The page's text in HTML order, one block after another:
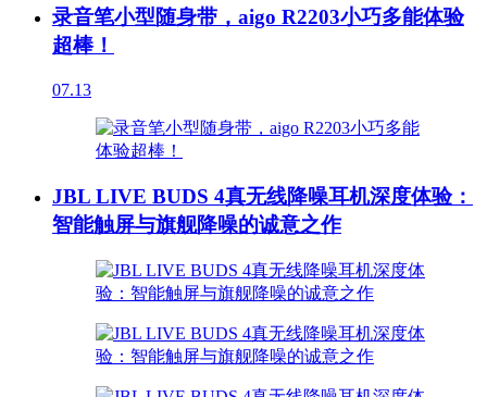
录音笔小型随身带，aigo R2203小巧多能体验
超棒！
07.13
JBL LIVE BUDS 4真无线降噪耳机深度体验：
智能触屏与旗舰降噪的诚意之作